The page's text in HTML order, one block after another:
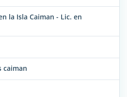
la Isla Caiman - Lic. en
caiman